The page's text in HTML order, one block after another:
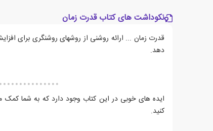
نکوداشت های کتاب قدرت زمان
قدرت زمان ... ارائه روشنی از روشهای روشنگری برای
دهد.
ایده های خوبی در این کتاب وجود دارد که به شما کمک
کنید.